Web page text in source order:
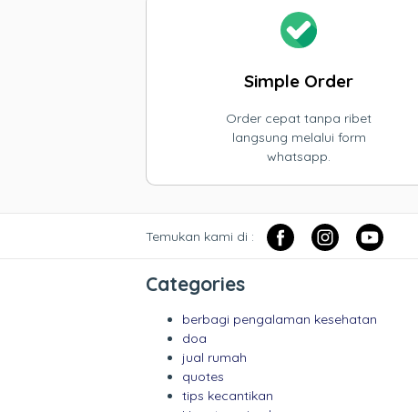
Simple Order
Order cepat tanpa ribet
langsung melalui form
whatsapp.
Temukan kami di :
Categories
berbagi pengalaman kesehatan
doa
jual rumah
quotes
tips kecantikan